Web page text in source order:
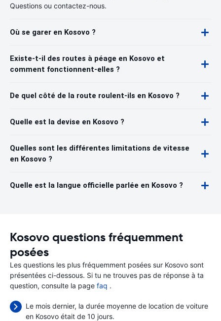
Questions ou contactez-nous.
Où se garer en Kosovo ?
Existe-t-il des routes à péage en Kosovo et
comment fonctionnent-elles ?
De quel côté de la route roulent-ils en Kosovo ?
Quelle est la devise en Kosovo ?
Quelles sont les différentes limitations de vitesse
en Kosovo ?
Quelle est la langue officielle parlée en Kosovo ?
Kosovo questions fréquemment
posées
Les questions les plus fréquemment posées sur Kosovo sont
présentées ci-dessous. Si tu ne trouves pas de réponse à ta
question, consulte la page faq .
Le mois dernier, la durée moyenne de location de voiture
en Kosovo était de 10 jours.